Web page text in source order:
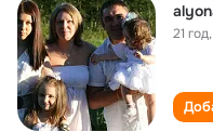
21 год,